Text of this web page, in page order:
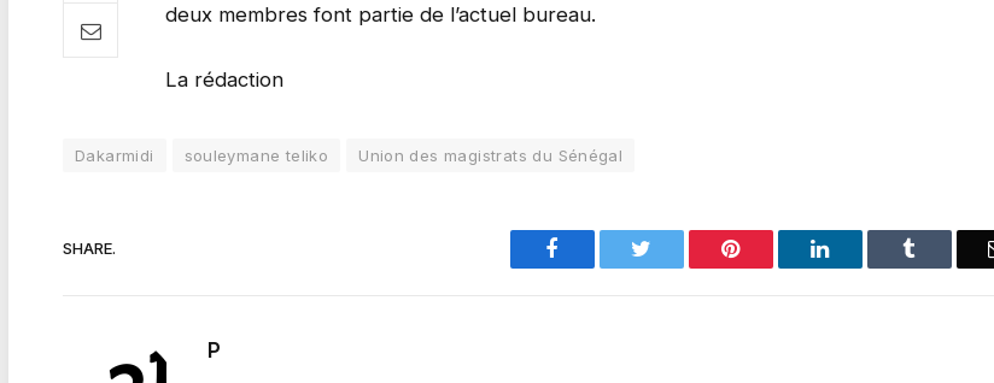
deux membres font partie de l’actuel bureau.
La rédaction
Dakarmidi souleymane teliko Union des magistrats du Sénégal
SHARE. Facebook Pinterest LinkedIn
P